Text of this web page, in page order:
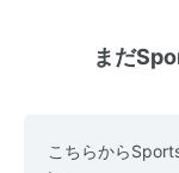
まだ
こちらから